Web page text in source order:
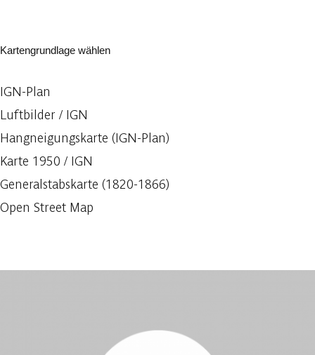
Kartengrundlage wählen
IGN-Plan
Luftbilder / IGN
Hangneigungskarte (IGN-Plan)
Karte 1950 / IGN
Generalstabskarte (1820-1866)
Open Street Map